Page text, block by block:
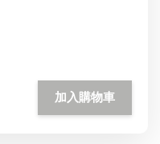
加入購物車